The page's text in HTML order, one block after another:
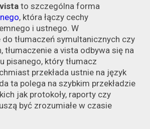
to szczególna forma
, która łączy cechy
i ustnego. W
tłumaczeń symultanicznych czy
tłumaczenie a vista odbywa się na
pisanego, który tłumacz
przekłada ustnie na język
ta polega na szybkim przekładzie
jak protokoły, raporty czy
być zrozumiałe w czasie